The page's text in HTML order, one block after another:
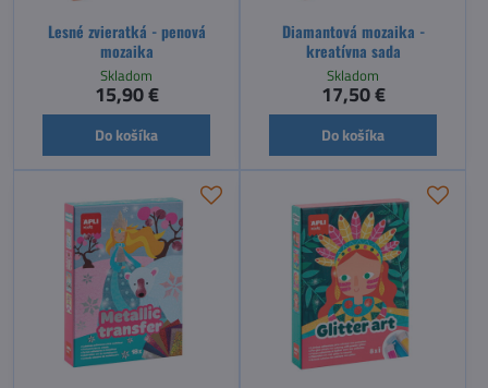
Lesné zvieratká - penová
mozaika
Skladom
15,90 €
Do košíka
Diamantová mozaika -
kreatívna sada
Skladom
17,50 €
Do košíka